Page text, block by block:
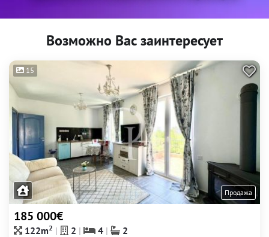
Возможно Вас заинтересует
15
Продажа
185 000€
122m2 2 4 2